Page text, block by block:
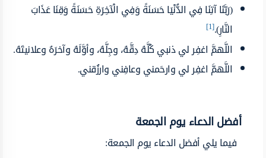
(رَبَّنَا آتِنَا فِي الدُّنْيَا حَسَنَةً وَفِي الْآخِرَةِ حَسَنَةً وَقِنَا عَذَابَ
النَّارِ).[1]
اللَّهمَّ اغفِر لي ذنبي كُلَّهُ دِقَّهُ، وجِلَّهُ، وأوَّلَهُ وآخرَهُ وعلانيتَهُ.
اللَّهمَّ اغفِر لي وارحَمني وعافِني وارزُقني.
أفضل الدعاء يوم الجمعة
فيما يلي أفضل الدعاء يوم الجمعة: